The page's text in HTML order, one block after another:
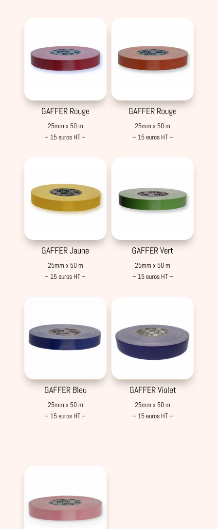
GAFFER Rouge
25mm x 50 m
– 15 euros HT –
GAFFER Rouge
25mm x 50 m
– 15 euros HT –
GAFFER Jaune
25mm x 50 m
– 15 euros HT –
GAFFER Vert
25mm x 50 m
– 15 euros HT –
GAFFER Bleu
25mm x 50 m
– 15 euros HT –
GAFFER Violet
25mm x 50 m
– 15 euros HT –